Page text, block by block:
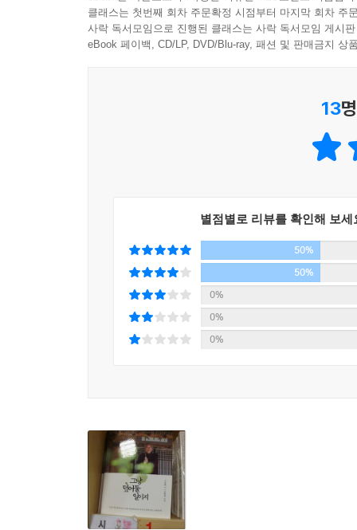
서정태 시인의 시는 고요하기 그지없다. 도시의
켜켜이 쌓인 소음의 더미를 한 꺼풀씩 벗어던지는
문명에 쫓기어 작은 짐승 몇 마리
머물다 가는
그런 옹달샘이고 싶다
산물임을 노래하고 있다.
사물과 조응하는 관찰자
서정태의 시는 자연 그대로의 삶과 소통한다. 그
클래스는 첫번째 회차 주문확정 시점부터 마지막 회차 주
사락 독서모임으로 진행된 클래스는 사락 독서모임 게시
eBook 페이백, CD/LP, DVD/Blu-ray, 패션 및 판매금지 상
13
별점별로 리뷰를 확인해 보세
50%
50%
0%
0%
0%